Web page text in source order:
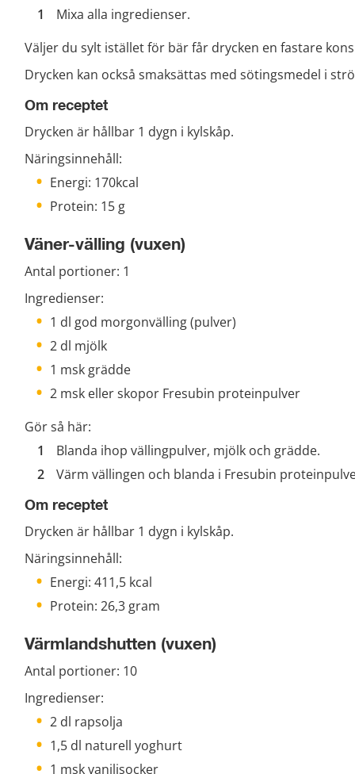
Mixa alla ingredienser.
Väljer du sylt istället för bär får drycken en fastare
Drycken kan också smaksättas med sötingsmedel i
Om receptet
Drycken är hållbar 1 dygn i kylskåp.
Näringsinnehåll:
Energi: 170kcal
Protein: 15 g
Väner-välling (vuxen)
Antal portioner: 1
Ingredienser:
1 dl god morgonvälling (pulver)
2 dl mjölk
1 msk grädde
2 msk eller skopor Fresubin proteinpulver
Gör så här:
Blanda ihop vällingpulver, mjölk och grädde.
Värm vällingen och blanda i Fresubin
Om receptet
Drycken är hållbar 1 dygn i kylskåp.
Näringsinnehåll:
Energi: 411,5 kcal
Protein: 26,3 gram
Värmlandshutten (vuxen)
Antal portioner: 10
Ingredienser:
2 dl rapsolja
1,5 dl naturell yoghurt
1 msk vaniljsocker